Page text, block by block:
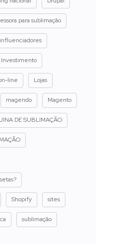
para sublimação
influenciadores
Investimento
line Lojas
magendo Magento
DE SUBLIMAÇÃO
Shopify sites
sublimação